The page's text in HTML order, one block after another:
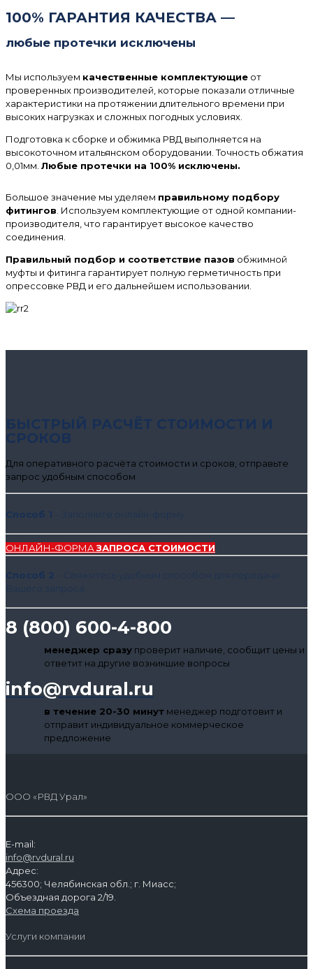
100% ГАРАНТИЯ КАЧЕСТВА —
любые протечки исключены
Мы используем качественные комплектующие от
проверенных производителей, которые показали отличные
характеристики на протяжении длительного времени при
высоких нагрузках и сложных погодных условиях.
Подготовка к сборке и обжимка РВД выполняется на
высокоточном итальянском оборудовании. Точность обжатия
0,01мм. Любые протечки на 100% исключены.
Большое значение мы уделяем правильному подбору
фитингов . Используем комплектующие от одной компании-
производителя, что гарантирует высокое качество
соединения.
Правильный подбор и соответствие пазов обжимной
муфты и фитинга гарантирует полную герметичность при
опрессовке РВД и его дальнейшем использовании.
БЫСТРЫЙ РАСЧЁТ СТОИМОСТИ И
СРОКОВ
Для оперативного расчёта стоимости и сроков, отправьте
запрос удобным способом
Способ 1 – Заполните онлайн-форму
ОНЛАЙН-ФОРМАЗАПРОСА СТОИМОСТИ
Способ 2 – Свяжитесь удобным способом для передачи
Вашего запроса
8 (800) 600-4-800
менеджер сразу проверит наличие, сообщит цены и
ответит на другие возникшие вопросы
info@rvdural.ru
в течение 20-30 минут менеджер подготовит и
отправит индивидуальное коммерческое
предложение
ООО «РВД Урал»
E-mail:
info@rvdural.ru
Адрес:
456300; Челябинская обл.; г. Миасс;
Объездная дорога 2/19.
Схема проезда
Услуги компании